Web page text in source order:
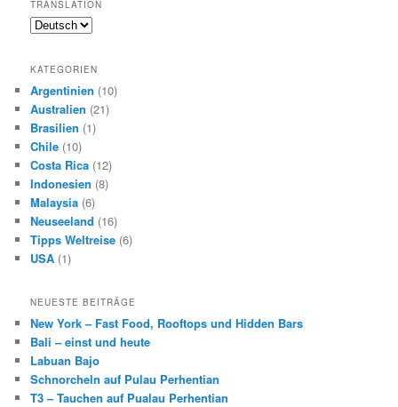
TRANSLATION
KATEGORIEN
Argentinien (10)
Australien (21)
Brasilien (1)
Chile (10)
Costa Rica (12)
Indonesien (8)
Malaysia (6)
Neuseeland (16)
Tipps Weltreise (6)
USA (1)
NEUESTE BEITRÄGE
New York – Fast Food, Rooftops und Hidden Bars
Bali – einst und heute
Labuan Bajo
Schnorcheln auf Pulau Perhentian
T3 – Tauchen auf Pualau Perhentian